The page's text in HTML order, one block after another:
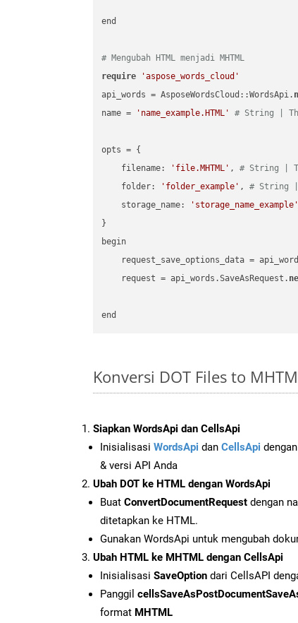
end
# Mengubah HTML menjadi MHTML
require
'aspose_words_cloud'
api_words = AsposeWordsCloud::WordsApi.
name =
'name_example.HTML' # String |
opts = {
    filename:
'file.MHTML' , # String |
    folder:
'folder_example' , # String |
    storage_name:
'storage_name_example'
}
begin
request_save_options_data =
    request = api_words.SaveAsRequest.
Konversi DOT Files to
Siapkan WordsApi dan CellsApi
Inisialisasi WordsApi dan CellsApi
& versi API Anda
Ubah DOT ke HTML dengan WordsApi
Buat ConvertDocumentRequest dengan
ditetapkan ke HTML.
Gunakan WordsApi untuk mengubah
Ubah HTML ke MHTML dengan CellsApi
Inisialisasi SaveOption dari CellsAPI
Panggil
format MHTML